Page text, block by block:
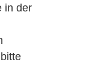
in der